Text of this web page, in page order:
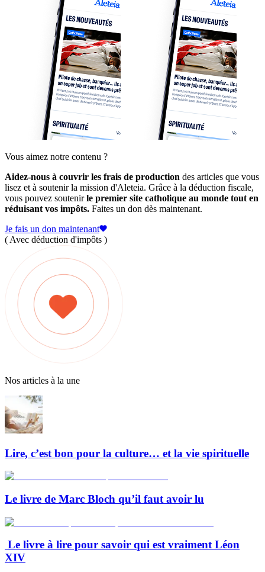
Vous aimez notre contenu ?
Aidez-nous à couvrir les frais de production des articles que vous
lisez et à soutenir la mission d'Aleteia. Grâce à la déduction fiscale,
vous pouvez soutenirle premier site catholique au monde tout en
réduisant vos impôts. Faites un don dès maintenant.
Je fais un don maintenant
( Avec déduction d'impôts )
Nos articles à la une
Lire, c’est bon pour la culture… et la vie spirituelle
Le livre de Marc Bloch qu’il faut avoir lu
Le livre à lire pour savoir qui est vraiment Léon
XIV